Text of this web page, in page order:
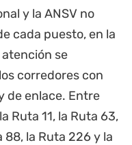
y la ANSV no
cada puesto, en la
se
corredores con
de enlace. Entre
Ruta 11, la Ruta 63,
88, la Ruta 226 y la